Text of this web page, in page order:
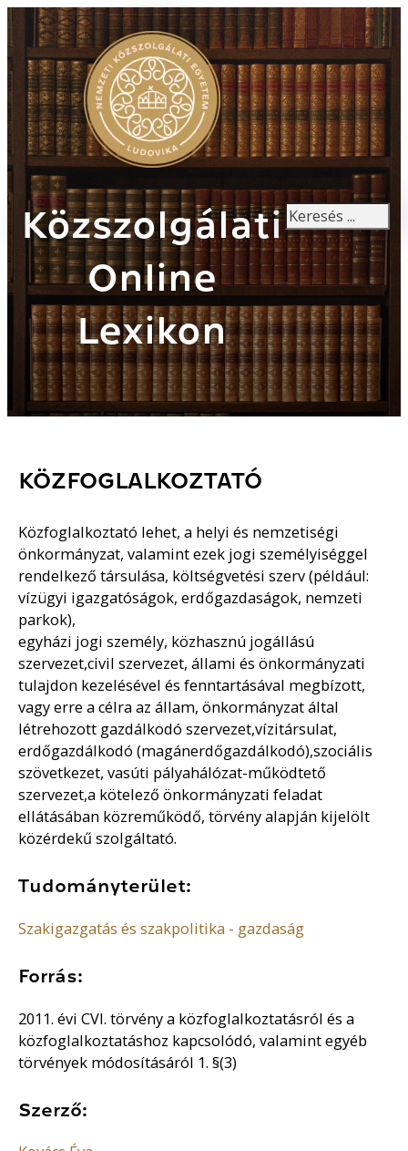
Közszolgálati
Online
Lexikon
Keresés
KÖZFOGLALKOZTATÓ
Közfoglalkoztató lehet, a helyi és nemzetiségi
önkormányzat, valamint ezek jogi személyiséggel
rendelkező társulása, költségvetési szerv (például:
vízügyi igazgatóságok, erdőgazdaságok, nemzeti
parkok),
egyházi jogi személy, közhasznú jogállású
szervezet,civil szervezet, állami és önkormányzati
tulajdon kezelésével és fenntartásával megbízott,
vagy erre a célra az állam, önkormányzat által
létrehozott gazdálkodó szervezet,vízitársulat,
erdőgazdálkodó (magánerdőgazdálkodó),szociális
szövetkezet, vasúti pályahálózat-működtető
szervezet,a kötelező önkormányzati feladat
ellátásában közreműködő, törvény alapján kijelölt
közérdekű szolgáltató.
Tudományterület:
Szakigazgatás és szakpolitika - gazdaság
Forrás:
2011. évi CVI. törvény a közfoglalkoztatásról és a
közfoglalkoztatáshoz kapcsolódó, valamint egyéb
törvények módosításáról 1. §(3)
Szerző: